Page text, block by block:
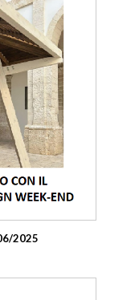
2025